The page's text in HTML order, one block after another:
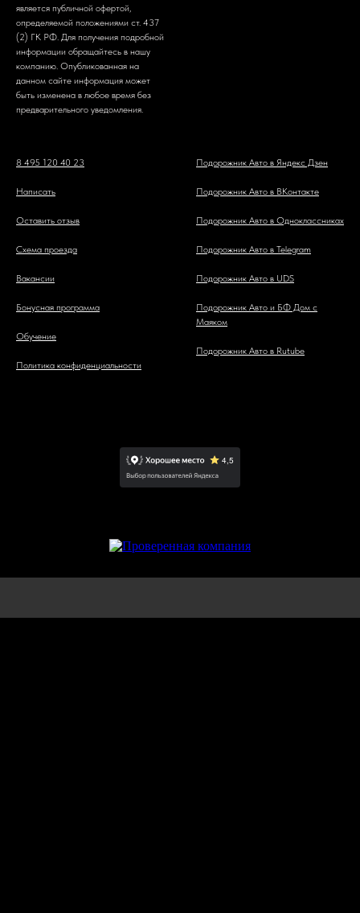
является публичной офертой,
определяемой положениями ст. 437
(2) ГК РФ. Для получения подробной
информации обращайтесь в нашу
компанию. Опубликованная на
данном сайте информация может
быть изменена в любое время без
предварительного уведомления.
8 495 120 40 23
Написать
Оставить отзыв
Схема проезда
Вакансии
Бонусная программа
Обучение
Политика конфиденциальности
Подорожник Авто в Яндекс Дзен
Подорожник Авто в ВКонтакте
Подорожник Авто в Одноклассниках
Подорожник Авто в Telegram
Подорожник Авто в UDS
Подорожник Авто и БФ Дом с
Маяком
Подорожник Авто в Rutube